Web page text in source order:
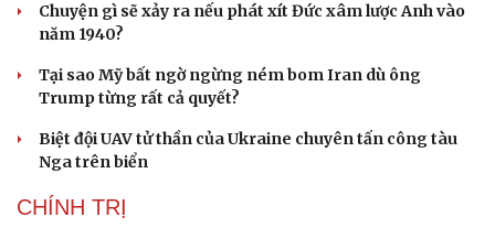
Chuyện gì sẽ xảy ra nếu phát xít Đức xâm lược Anh vào
năm 1940?
Tại sao Mỹ bất ngờ ngừng ném bom Iran dù ông
Trump từng rất cả quyết?
Biệt đội UAV tử thần của Ukraine chuyên tấn công tàu
Nga trên biển
CHÍNH TRỊ